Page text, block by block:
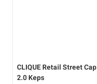
CLIQUERetail Street Cap
2.0 Keps